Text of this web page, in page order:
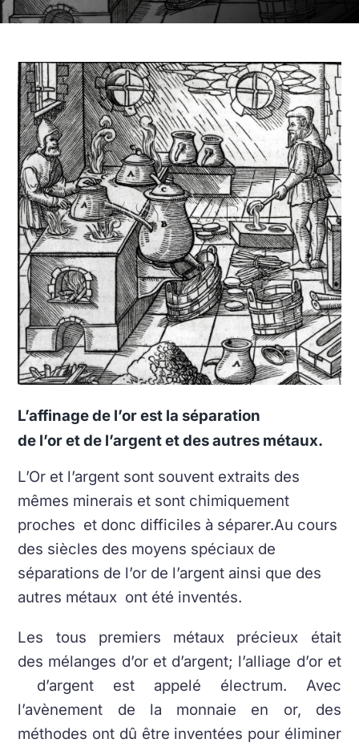
L’affinage de l’orest la séparation
de l’or et de l’argent et des autres métaux.
L’Or et l’argent sont souvent extraits des
mêmes minerais et sont chimiquement
proches et donc difficiles à séparer.Au cours
des siècles des moyens spéciaux de
séparations de l’or de l’argent ainsi que des
autres métaux ont été inventés.
Les tous premiers métaux précieux était
des mélanges d’or et d’argent; l’alliage d’or et
d’argent est appelé électrum. Avec
l’avènement de la monnaie en or, des
méthodes ont dû être inventées pour éliminer